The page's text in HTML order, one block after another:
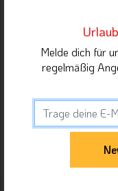
Melde dich für
regelmäßig